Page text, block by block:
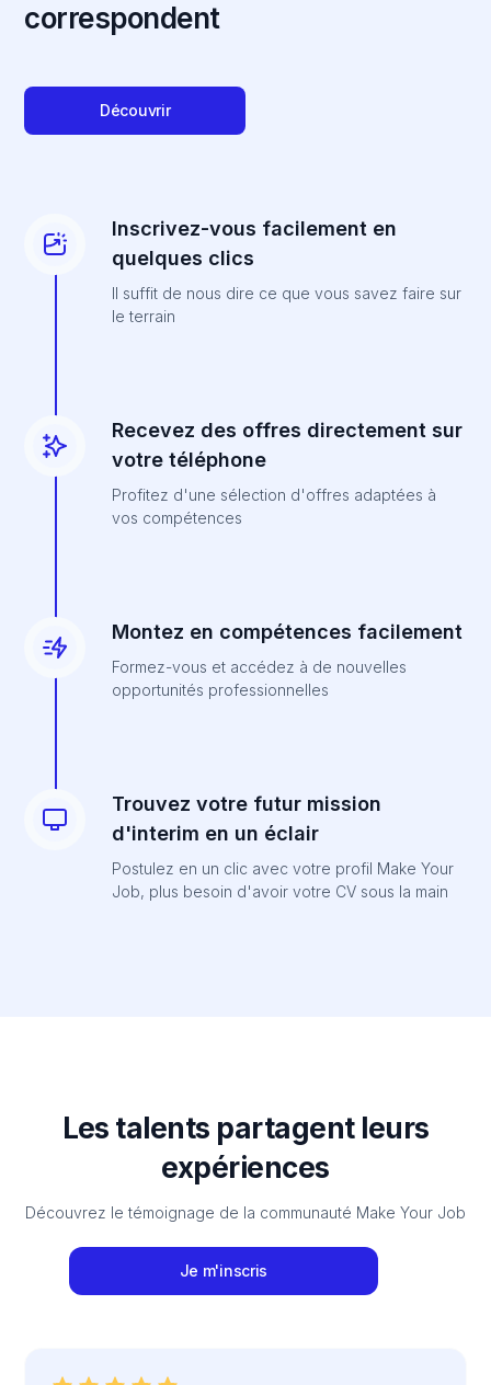
correspondent
Découvrir
Inscrivez-vous facilement en
quelques clics
Il suffit de nous dire ce que vous savez faire sur
le terrain
Recevez des offres directement sur
votre téléphone
Profitez d'une sélection d'offres adaptées à
vos compétences
Montez en compétences facilement
Formez-vous et accédez à de nouvelles
opportunités professionnelles
Trouvez votre futur mission
d'interim en un éclair
Postulez en un clic avec votre profil Make Your
Job, plus besoin d'avoir votre CV sous la main
Les talents partagent leurs
expériences
Découvrez le témoignage de la communauté Make Your Job
Je m'inscris